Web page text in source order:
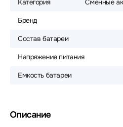
Категория Сменные
Бренд
Состав батареи
Напряжение питания
Емкость батареи
Описание